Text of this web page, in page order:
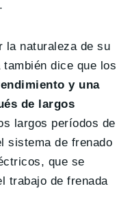
la naturaleza de su
dice que los
y una
de largos
largos períodos de
sistema de frenado
que se
trabajo de frenada